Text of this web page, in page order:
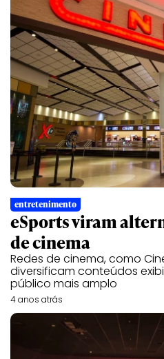
entretenimento
eSports viram
de cinema
Redes de cinema, como
diversificam conteúdos
público mais amplo
4 anos atrás